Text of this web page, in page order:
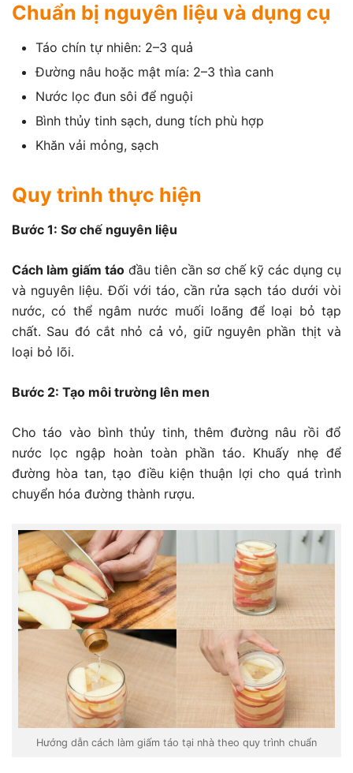
Chuẩn bị nguyên liệu và dụng cụ
Táo chín tự nhiên: 2–3 quả
Đường nâu hoặc mật mía: 2–3 thìa canh
Nước lọc đun sôi để nguội
Bình thủy tinh sạch, dung tích phù hợp
Khăn vải mỏng, sạch
Quy trình thực hiện
Bước 1: Sơ chế nguyên liệu
Cách làm giấm táo đầu tiên cần sơ chế kỹ các dụng cụ
và nguyên liệu. Đối với táo, cần rửa sạch táo dưới vòi
nước, có thể ngâm nước muối loãng để loại bỏ tạp
chất. Sau đó cắt nhỏ cả vỏ, giữ nguyên phần thịt và
loại bỏ lõi.
Bước 2: Tạo môi trường lên men
Cho táo vào bình thủy tinh, thêm đường nâu rồi đổ
nước lọc ngập hoàn toàn phần táo. Khuấy nhẹ để
đường hòa tan, tạo điều kiện thuận lợi cho quá trình
chuyển hóa đường thành rượu.
Hướng dẫn cách làm giấm táo tại nhà theo quy trình chuẩn